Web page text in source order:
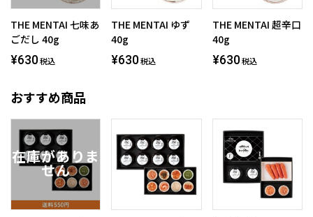
THE MENTAI 七味あ
ごだし 40g
¥630 税込
THE MENTAI ゆず
40g
¥630 税込
THE MENTAI 超辛口
40g
¥630 税込
おすすめ商品